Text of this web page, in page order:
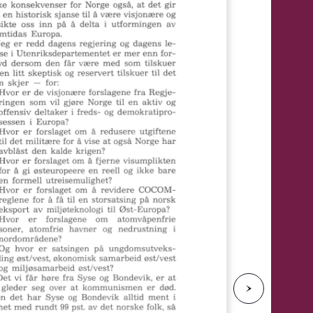
N
e
s
t
e
s
i
d
e